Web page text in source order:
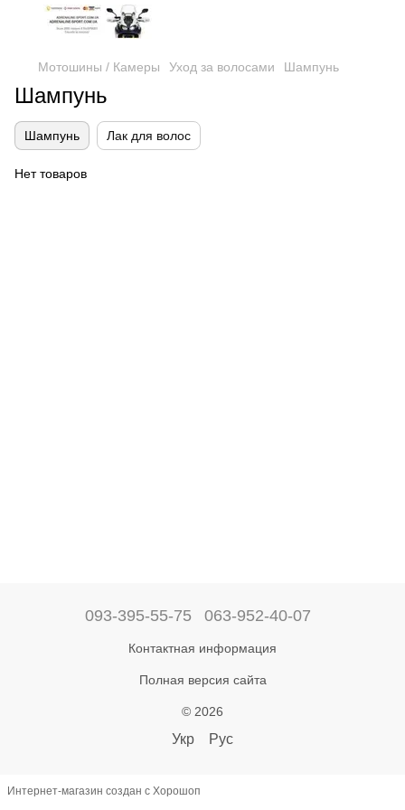
Мотошины / Камеры Уход за волосами Шампунь
Шампунь
Шампунь Лак для волос
Нет товаров
093-395-55-75 063-952-40-07
Контактная информация
Полная версия сайта
© 2026
Укр Рус
Интернет-магазин создан с Хорошоп